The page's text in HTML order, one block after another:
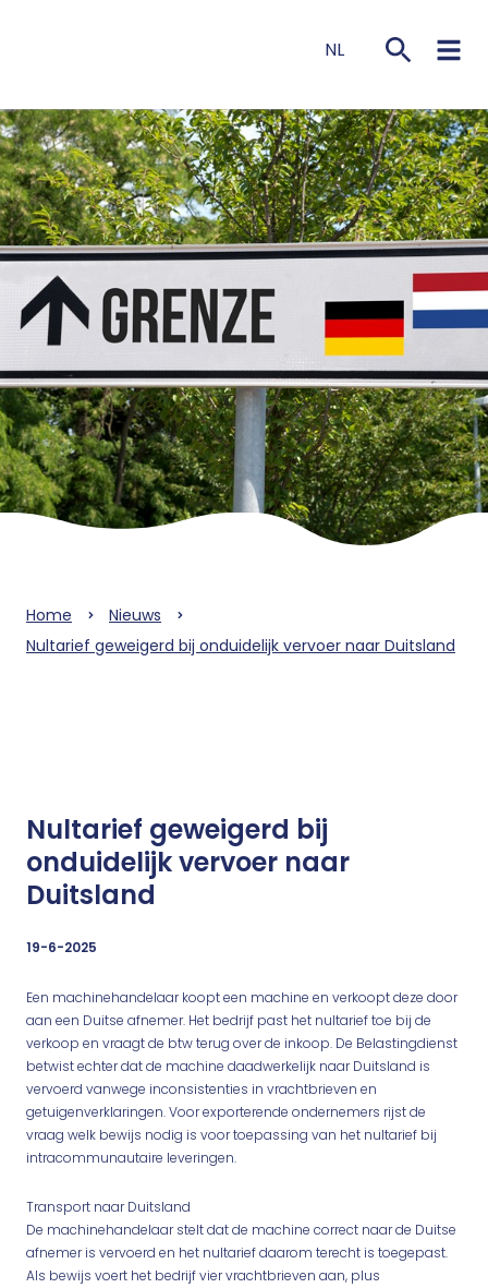
NL
Home
Nieuws
Nultarief geweigerd bij onduidelijk vervoer naar Duitsland
Nultarief geweigerd bij
onduidelijk vervoer naar
Duitsland
19-6-2025
Een machinehandelaar koopt een machine en verkoopt deze door
aan een Duitse afnemer. Het bedrijf past het nultarief toe bij de
verkoop en vraagt de btw terug over de inkoop. De Belastingdienst
betwist echter dat de machine daadwerkelijk naar Duitsland is
vervoerd vanwege inconsistenties in vrachtbrieven en
getuigenverklaringen. Voor exporterende ondernemers rijst de
vraag welk bewijs nodig is voor toepassing van het nultarief bij
intracommunautaire leveringen.
Transport naar Duitsland
De machinehandelaar stelt dat de machine correct naar de Duitse
afnemer is vervoerd en het nultarief daarom terecht is toegepast.
Als bewijs voert het bedrijf vier vrachtbrieven aan, plus